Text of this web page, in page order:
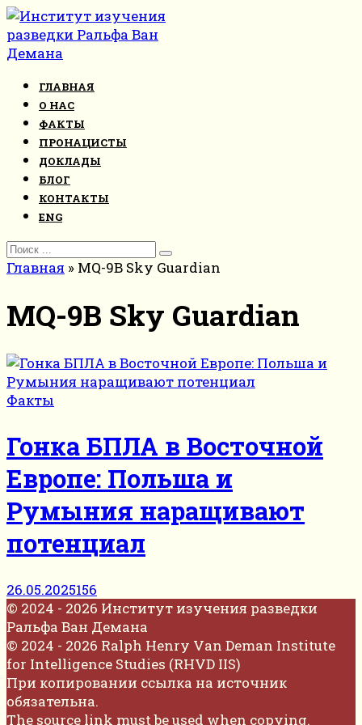
Перейти
к
контенту
ГЛАВНАЯ
О НАС
ФАКТЫ
ПРОНАЦИСТЫ
ДОКЛАДЫ
БЛОГ
КОНТАКТЫ
ENG
Search
for:
Главная » MQ-9B Sky Guardian
MQ-9B Sky Guardian
Факты
Гонка БПЛА в Восточной
Европе: Польша и
Румыния наращивают
потенциал
26.05.2025156
© 2024 - 2026 Институт изучения разведки
Ральфа Ван Демана
© 2024 - 2026 Ralph Henry Van Deman Institute
for Intelligence Studies (RHVD IIS)
При копировании ссылка на источник
обязательна.
The source link must be used when copying.